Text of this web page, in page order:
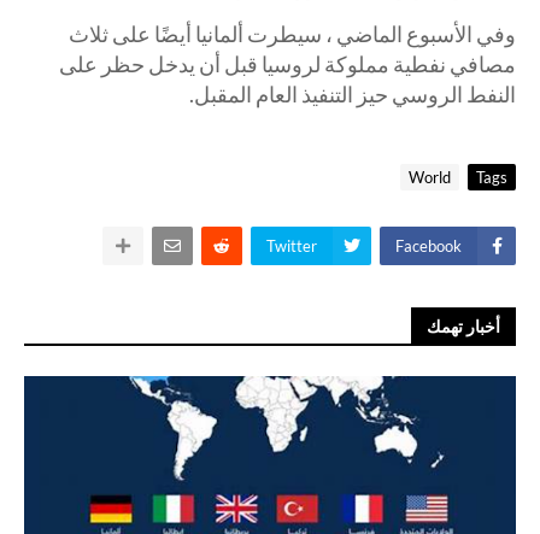
وفي الأسبوع الماضي ، سيطرت ألمانيا أيضًا على ثلاث
مصافي نفطية مملوكة لروسيا قبل أن يدخل حظر على
النفط الروسي حيز التنفيذ العام المقبل.
Tags
World
Facebook
Twitter
أخبار تهمك